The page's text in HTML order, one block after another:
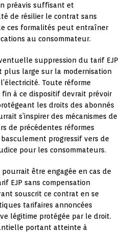
préavis suffisant et
de résilier le contrat sans
ces formalités peut entraîner
au consommateur.
suppression du tarif EJP
plus large sur la modernisation
Toute réforme
à ce dispositif devrait prévoir
les droits des abonnés
s’inspirer des mécanismes de
de précédentes réformes
progressif vers de
pour les consommateurs.
être engagée en cas de
EJP sans compensation
souscrit ce contrat en se
tarifaires annoncées
légitime protégée par le droit.
portant atteinte à